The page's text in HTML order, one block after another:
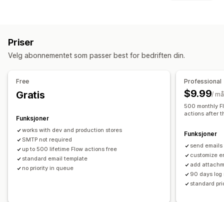
Priser
Velg abonnementet som passer best for bedriften din.
Free
Gratis
Funksjoner
works with dev and production stores
SMTP not required
up to 500 lifetime Flow actions free
standard email template
no priority in queue
Professional
$9.99/
500 monthly
actions after
Funksjoner
send emails
customize
add
90 days log
standard